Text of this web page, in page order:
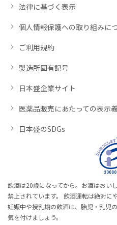
法律に基づく表示
個人情報保護への取り組みに
ご利用規約
製造所固有記号
日本盛企業サイト
医薬品販売にあたっての表示
日本盛のSDGs
飲酒は20歳になってから。お酒はおい
禁止されています。 飲酒運転は絶対に
妊娠中や授乳期の飲酒は、胎児・乳児
気を付けましょう。